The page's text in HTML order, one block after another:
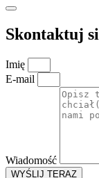
Skontaktuj
Imię
E-mail
Wiadomość
WYŚLIJ TERAZ